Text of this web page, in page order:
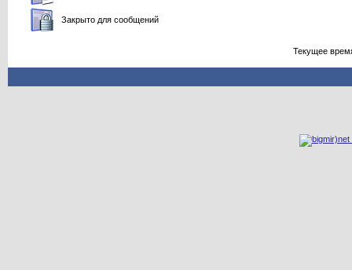
Закрыто для сообщений
Текущее